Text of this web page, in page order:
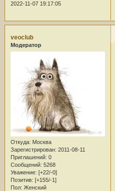
2022-11-07 19:17:05
veoclub
Модератор
Откуда: Москва
Зарегистрирован: 2011-08-11
Приглашений: 0
Сообщений: 5268
Уважение: [+22/-0]
Позитив: [+155/-1]
Пол: Женский